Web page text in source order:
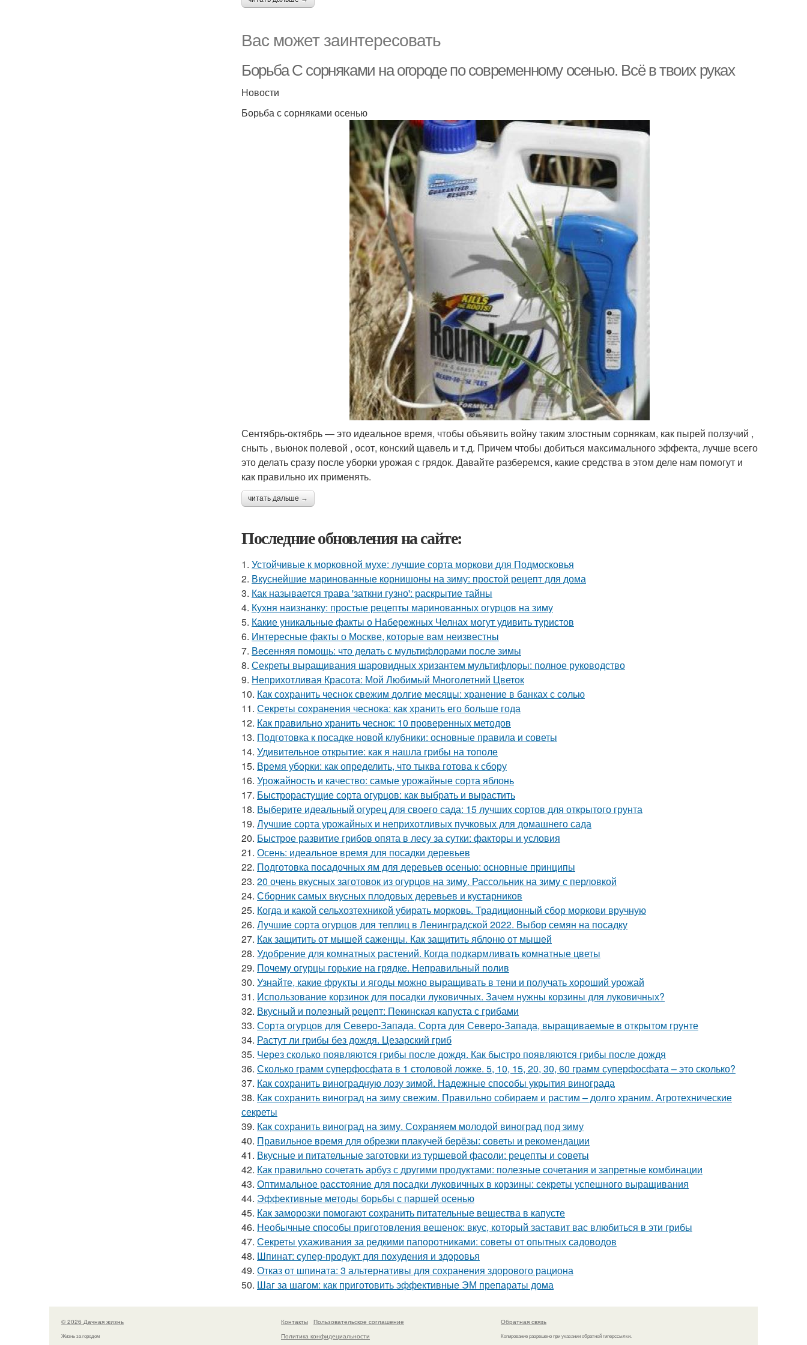
Вас может заинтересовать
Борьба С сорняками на огороде по современному осенью. Всё в твоих руках
Новости
Борьба с сорняками осенью
Сентябрь-октябрь — это идеальное время, чтобы объявить войну таким злостным сорнякам, как пырей ползучий ,
сныть , вьюнок полевой , осот, конский щавель и т.д. Причем чтобы добиться максимального эффекта, лучше всего
это делать сразу после уборки урожая с грядок. Давайте разберемся, какие средства в этом деле нам помогут и
как правильно их применять.
читать дальше →
Последние обновления на сайте:
1. Устойчивые к морковной мухе: лучшие сорта моркови для Подмосковья
2. Вкуснейшие маринованные корнишоны на зиму: простой рецепт для дома
3. Как называется трава 'заткни гузно': раскрытие тайны
4. Кухня наизнанку: простые рецепты маринованных огурцов на зиму
5. Какие уникальные факты о Набережных Челнах могут удивить туристов
6. Интересные факты о Москве, которые вам неизвестны
7. Весенняя помощь: что делать с мультифлорами после зимы
8. Секреты выращивания шаровидных хризантем мультифлоры: полное руководство
9. Неприхотливая Красота: Мой Любимый Многолетний Цветок
10. Как сохранить чеснок свежим долгие месяцы: хранение в банках с солью
11. Секреты сохранения чеснока: как хранить его больше года
12. Как правильно хранить чеснок: 10 проверенных методов
13. Подготовка к посадке новой клубники: основные правила и советы
14. Удивительное открытие: как я нашла грибы на тополе
15. Время уборки: как определить, что тыква готова к сбору
16. Урожайность и качество: самые урожайные сорта яблонь
17. Быстрорастущие сорта огурцов: как выбрать и вырастить
18. Выберите идеальный огурец для своего сада: 15 лучших сортов для открытого грунта
19. Лучшие сорта урожайных и неприхотливых пучковых для домашнего сада
20. Быстрое развитие грибов опята в лесу за сутки: факторы и условия
21. Осень: идеальное время для посадки деревьев
22. Подготовка посадочных ям для деревьев осенью: основные принципы
23. 20 очень вкусных заготовок из огурцов на зиму. Рассольник на зиму с перловкой
24. Сборник самых вкусных плодовых деревьев и кустарников
25. Когда и какой сельхозтехникой убирать морковь. Традиционный сбор моркови вручную
26. Лучшие сорта огурцов для теплиц в Ленинградской 2022. Выбор семян на посадку
27. Как защитить от мышей саженцы. Как защитить яблоню от мышей
28. Удобрение для комнатных растений. Когда подкармливать комнатные цветы
29. Почему огурцы горькие на грядке. Неправильный полив
30. Узнайте, какие фрукты и ягоды можно выращивать в тени и получать хороший урожай
31. Использование корзинок для посадки луковичных. Зачем нужны корзины для луковичных?
32. Вкусный и полезный рецепт: Пекинская капуста с грибами
33. Сорта огурцов для Северо-Запада. Сорта для Северо-Запада, выращиваемые в открытом грунте
34. Растут ли грибы без дождя. Цезарский гриб
35. Через сколько появляются грибы после дождя. Как быстро появляются грибы после дождя
36. Сколько грамм суперфосфата в 1 столовой ложке. 5, 10, 15, 20, 30, 60 грамм суперфосфата – это сколько?
37. Как сохранить виноградную лозу зимой. Надежные способы укрытия винограда
38. Как сохранить виноград на зиму свежим. Правильно собираем и растим – долго храним. Агротехнические
секреты
39. Как сохранить виноград на зиму. Сохраняем молодой виноград под зиму
40. Правильное время для обрезки плакучей берёзы: советы и рекомендации
41. Вкусные и питательные заготовки из туршевой фасоли: рецепты и советы
42. Как правильно сочетать арбуз с другими продуктами: полезные сочетания и запретные комбинации
43. Оптимальное расстояние для посадки луковичных в корзины: секреты успешного выращивания
44. Эффективные методы борьбы с паршей осенью
45. Как заморозки помогают сохранить питательные вещества в капусте
46. Необычные способы приготовления вешенок: вкус, который заставит вас влюбиться в эти грибы
47. Секреты ухаживания за редкими папоротниками: советы от опытных садоводов
48. Шпинат: супер-продукт для похудения и здоровья
49. Отказ от шпината: 3 альтернативы для сохранения здорового рациона
50. Шаг за шагом: как приготовить эффективные ЭМ препараты дома
© 2026 Дачная жизнь
Жизнь за городом
Контакты
Пользовательское соглашение
Политика конфидециальности
Обратная связь
Копирование разрешено при указании обратной гиперссылки.